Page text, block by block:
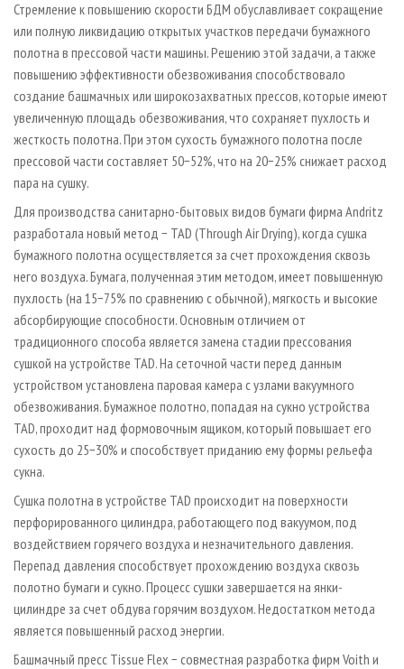
Стремление к повышению скорости БДМ обуславливает сокращение
или полную ликвидацию открытых участков передачи бумажного
полотна в прессовой части машины. Решению этой задачи, а также
повышению эффективности обезвоживания способствовало
создание башмачных или широкозахватных прессов, которые имеют
увеличенную площадь обезвоживания, что сохраняет пухлость и
жесткость полотна. При этом сухость бумажного полотна после
прессовой части составляет 50−52%, что на 20−25% снижает расход
пара на сушку.
Для производства санитарно-бытовых видов бумаги фирма Andritz
разработала новый метод − ТАD (Through Air Drying), когда сушка
бумажного полотна осуществляется за счет прохождения сквозь
него воздуха. Бумага, полученная этим методом, имеет повышенную
пухлость (на 15−75% по сравнению с обычной), мягкость и высокие
абсорбирующие способности. Основным отличием от
традиционного способа является замена стадии прессования
сушкой на устройстве ТАD. На сеточной части перед данным
устройством установлена паровая камера с узлами вакуумного
обезвоживания. Бумажное полотно, попадая на сукно устройства
ТАD, проходит над формовочным ящиком, который повышает его
сухость до 25−30% и способствует приданию ему формы рельефа
сукна.
Сушка полотна в устройстве ТАD происходит на поверхности
перфорированного цилиндра, работающего под вакуумом, под
воздействием горячего воздуха и незначительного давления.
Перепад давления способствует прохождению воздуха сквозь
полотно бумаги и сукно. Процесс сушки завершается на янки-
цилиндре за счет обдува горячим воздухом. Недостатком метода
является повышенный расход энергии.
Башмачный пресс Tissue Flex − совместная разработка фирм Voith и